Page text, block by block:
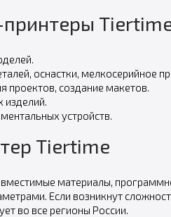
оснастки, мелкосерийное
проектов, создание макетов.
изделий.
устройств.
Tiertime
материалы,
Если возникнут
во все регионы России.